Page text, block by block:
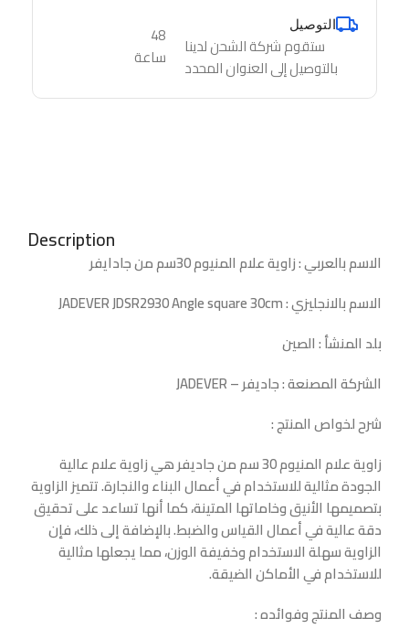
التوصيل
ستقوم شركة الشحن لدينا
بالتوصيل إلى العنوان المحدد
48
ساعة
Description
الاسم بالعربي : زاوية علام المنيوم 30سم من جادايفر
الاسم بالانجليزي : JADEVER JDSR2930 Angle square 30cm
بلد المنشأ : الصين
الشركة المصنعة : جاديفر – JADEVER
شرح لخواص المنتج :
زاوية علام المنيوم 30 سم من جاديفر هي زاوية علام عالية
الجودة مثالية للاستخدام في أعمال البناء والنجارة. تتميز الزاوية
بتصميمها الأنيق وخاماتها المتينة، كما أنها تساعد على تحقيق
دقة عالية في أعمال القياس والضبط. بالإضافة إلى ذلك، فإن
الزاوية سهلة الاستخدام وخفيفة الوزن، مما يجعلها مثالية
للاستخدام في الأماكن الضيقة.
وصف المنتج وفوائده :